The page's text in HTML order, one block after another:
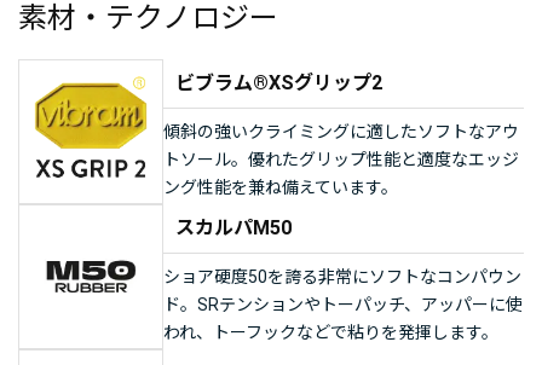
素材・テクノロジー
ビブラム®XSグリップ2
傾斜の強いクライミングに適したソフトなアウ
トソール。優れたグリップ性能と適度なエッジ
ング性能を兼ね備えています。
スカルパM50
ショア硬度50を誇る非常にソフトなコンパウン
ド。SRテンションやトーパッチ、アッパーに使
われ、トーフックなどで粘りを発揮します。